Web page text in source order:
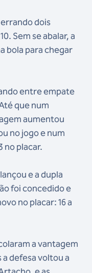
dois
Sem se abalar, a
bola para chegar
entre empate
que num
aumentou
no jogo e num
no placar.
e a dupla
foi concedido e
no placar: 16 a
a vantagem
a defesa voltou a